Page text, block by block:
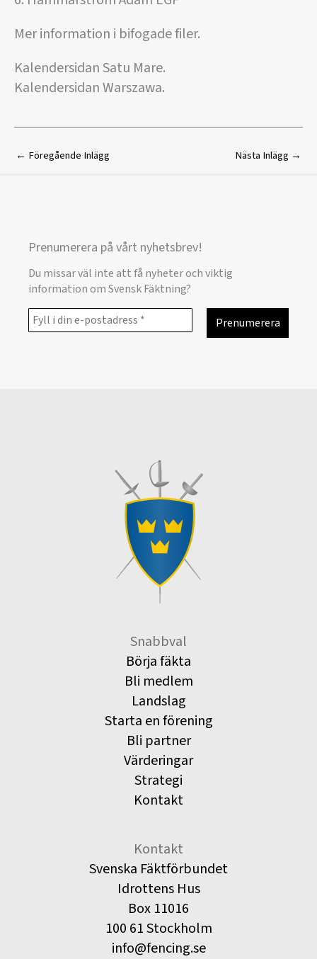
Mer information i bifogade filer.
Kalendersidan Satu Mare.
Kalendersidan Warszawa.
← Föregående Inlägg Nästa Inlägg →
Prenumerera på vårt nyhetsbrev!
Du missar väl inte att få nyheter och viktig
information om Svensk Fäktning?
Snabbval
Börja fäkta
Bli medlem
Landslag
Starta en förening
Bli partner
Värderingar
Strategi
Kontakt
Kontakt
Svenska Fäktförbundet
Idrottens Hus
Box 11016
100 61 Stockholm
info@fencing.se